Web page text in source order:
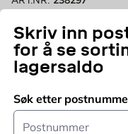
Skriv inn
for å se
lagersaldo
Søk etter
Postnummer
Stolpespyd
støping.
Velg butikk